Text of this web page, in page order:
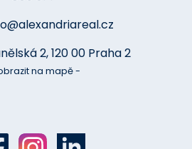
2, 120 00 Praha 2
na mapě -